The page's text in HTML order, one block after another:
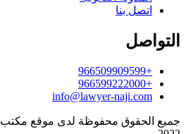
اتصل بنا
التواصل
+966509909599
+966599222000
info@lawyer-naji.com
جميع الحقوق محفوظة لدى موقع مكتب